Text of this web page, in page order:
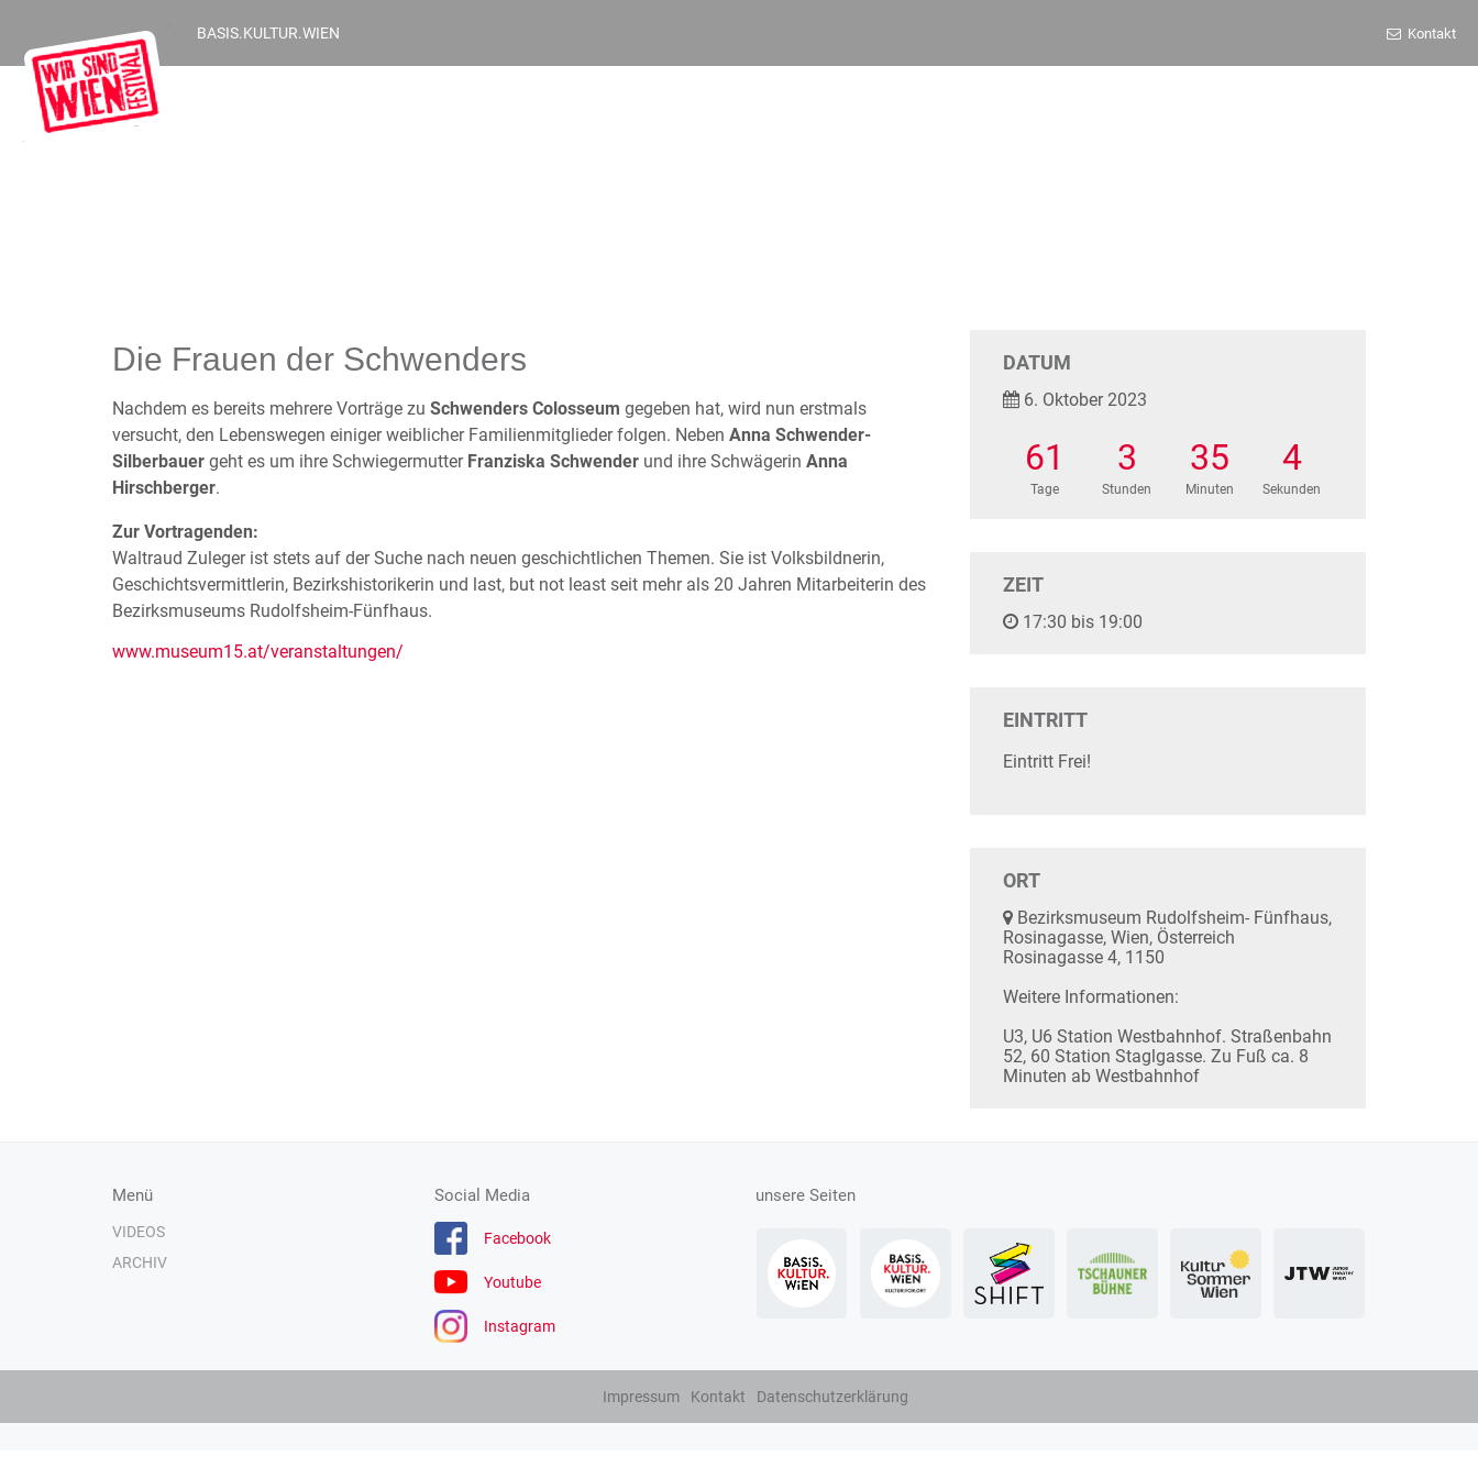
BASIS.KULTUR.WIEN Kontakt
Die Frauen der Schwenders
Nachdem es bereits mehrere Vorträge zu Schwenders Colosseum gegeben hat, wird nun erstmals
versucht, den Lebenswegen einiger weiblicher Familienmitglieder folgen. Neben Anna Schwender-
Silberbauer geht es um ihre Schwiegermutter Franziska Schwender und ihre Schwägerin Anna
Hirschberger.
Zur Vortragenden:
Waltraud Zuleger ist stets auf der Suche nach neuen geschichtlichen Themen. Sie ist Volksbildnerin,
Geschichtsvermittlerin, Bezirkshistorikerin und last, but not least seit mehr als 20 Jahren Mitarbeiterin des
Bezirksmuseums Rudolfsheim-Fünfhaus.
www.museum15.at/veranstaltungen/
DATUM
6. Oktober 2023
61
Tage
3
Stunden
35
Minuten
4
Sekunden
ZEIT
17:30 bis 19:00
EINTRITT
Eintritt Frei!
ORT
Bezirksmuseum Rudolfsheim- Fünfhaus,
Rosinagasse, Wien, Österreich
Rosinagasse 4, 1150
Weitere Informationen:
U3, U6 Station Westbahnhof. Straßenbahn
52, 60 Station Staglgasse. Zu Fuß ca. 8
Minuten ab Westbahnhof
Menü
VIDEOS
ARCHIV
Social Media
Facebook
Youtube
Instagram
unsere Seiten
Impressum Kontakt Datenschutzerklärung